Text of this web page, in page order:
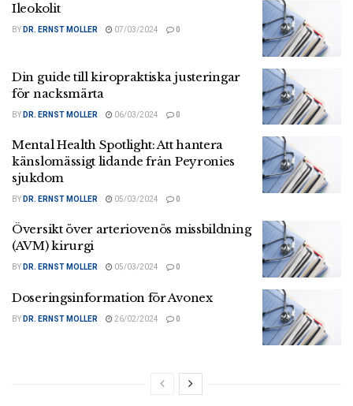
Ileokolit
BY DR. ERNST MOLLER 07/03/2024 0
Din guide till kiropraktiska justeringar
för nacksmärta
BY DR. ERNST MOLLER 06/03/2024 0
Mental Health Spotlight: Att hantera
känslomässigt lidande från Peyronies
sjukdom
BY DR. ERNST MOLLER 05/03/2024 0
Översikt över arteriovenös missbildning
(AVM) kirurgi
BY DR. ERNST MOLLER 05/03/2024 0
Doseringsinformation för Avonex
BY DR. ERNST MOLLER 26/02/2024 0